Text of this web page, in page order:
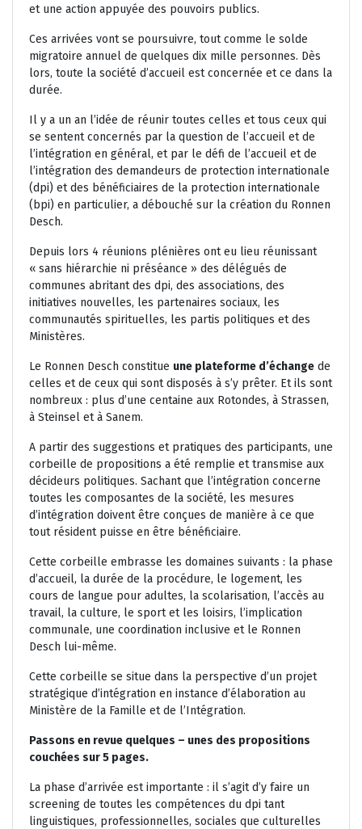
et une action appuyée des pouvoirs publics.
Ces arrivées vont se poursuivre, tout comme le solde
migratoire annuel de quelques dix mille personnes. Dès
lors, toute la société d’accueil est concernée et ce dans la
durée.
Il y a un an l’idée de réunir toutes celles et tous ceux qui
se sentent concernés par la question de l’accueil et de
l’intégration en général, et par le défi de l’accueil et de
l’intégration des demandeurs de protection internationale
(dpi) et des bénéficiaires de la protection internationale
(bpi) en particulier, a débouché sur la création du Ronnen
Desch.
Depuis lors 4 réunions plénières ont eu lieu réunissant
« sans hiérarchie ni préséance » des délégués de
communes abritant des dpi, des associations, des
initiatives nouvelles, les partenaires sociaux, les
communautés spirituelles, les partis politiques et des
Ministères.
Le Ronnen Desch constitue une plateforme d’échange de
celles et de ceux qui sont disposés à s’y prêter. Et ils sont
nombreux : plus d’une centaine aux Rotondes, à Strassen,
à Steinsel et à Sanem.
A partir des suggestions et pratiques des participants, une
corbeille de propositions a été remplie et transmise aux
décideurs politiques. Sachant que l’intégration concerne
toutes les composantes de la société, les mesures
d’intégration doivent être conçues de manière à ce que
tout résident puisse en être bénéficiaire.
Cette corbeille embrasse les domaines suivants : la phase
d’accueil, la durée de la procédure, le logement, les
cours de langue pour adultes, la scolarisation, l’accès au
travail, la culture, le sport et les loisirs, l’implication
communale, une coordination inclusive et le Ronnen
Desch lui-même.
Cette corbeille se situe dans la perspective d’un projet
stratégique d’intégration en instance d’élaboration au
Ministère de la Famille et de l’Intégration.
Passons en revue quelques – unes des propositions
couchées sur 5 pages.
La phase d’arrivée est importante : il s’agit d’y faire un
screening de toutes les compétences du dpi tant
linguistiques, professionnelles, sociales que culturelles